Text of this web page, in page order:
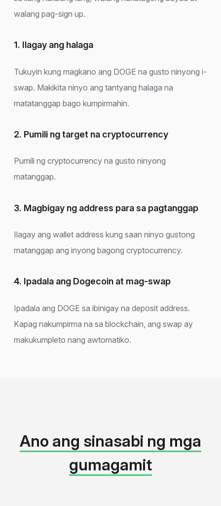
walang pag-sign up.
1. Ilagay ang halaga
Tukuyin kung magkano ang DOGE na gusto ninyong i-
swap. Makikita ninyo ang tantyang halaga na
matatanggap bago kumpirmahin.
2. Pumili ng target na cryptocurrency
Pumili ng cryptocurrency na gusto ninyong
matanggap.
3. Magbigay ng address para sa pagtanggap
Ilagay ang wallet address kung saan ninyo gustong
matanggap ang inyong bagong cryptocurrency.
4. Ipadala ang Dogecoin at mag-swap
Ipadala ang DOGE sa ibinigay na deposit address.
Kapag nakumpirma na sa blockchain, ang swap ay
makukumpleto nang awtomatiko.
Ano ang sinasabi ng mga
gumagamit